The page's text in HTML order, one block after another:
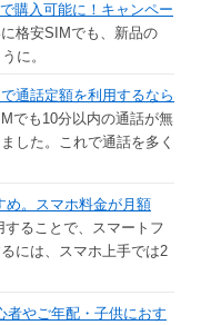
購入可能に！キャンペー
格安SIMでも、新品の
に。
通話定額を利用するなら
でも10分以内の通話が無
した。これで通話を多く
め。スマホ料金が月額
ることで、スマートフ
には、スマホ上手では2
者やご年配・子供におす